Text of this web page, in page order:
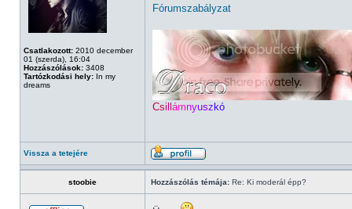
Csatlakozott: 2010 december
01 (szerda), 16:04
Hozzászólások: 3408
Tartózkodási hely: In my
dreams
Fórumszabályzat
Csill ámnyusz kó
Vissza a tetejére
stoobie Hozzászólás témája: Re: Ki moderál épp?